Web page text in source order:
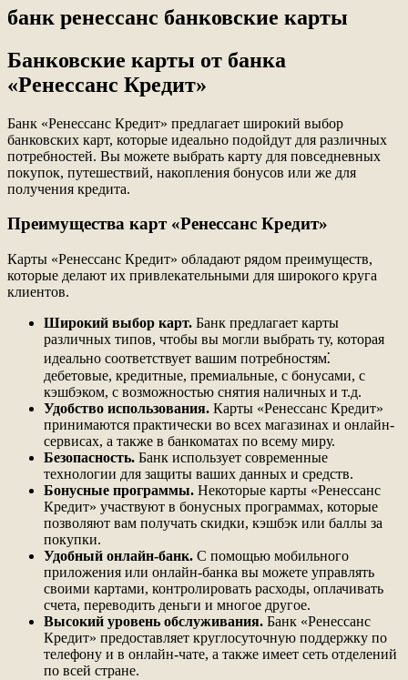
банк ренессанс банковские карты
Банковские карты от банка
«Ренессанс Кредит»
Банк «Ренессанс Кредит» предлагает широкий выбор
банковских карт, которые идеально подойдут для различных
потребностей. Вы можете выбрать карту для повседневных
покупок, путешествий, накопления бонусов или же для
получения кредита.
Преимущества карт «Ренессанс Кредит»
Карты «Ренессанс Кредит» обладают рядом преимуществ,
которые делают их привлекательными для широкого круга
клиентов.
Широкий выбор карт. Банк предлагает карты
различных типов, чтобы вы могли выбрать ту, которая
идеально соответствует вашим потребностям⁚
дебетовые, кредитные, премиальные, с бонусами, с
кэшбэком, с возможностью снятия наличных и т.д.
Удобство использования. Карты «Ренессанс Кредит»
принимаются практически во всех магазинах и онлайн-
сервисах, а также в банкоматах по всему миру.
Безопасность. Банк использует современные
технологии для защиты ваших данных и средств.
Бонусные программы. Некоторые карты «Ренессанс
Кредит» участвуют в бонусных программах, которые
позволяют вам получать скидки, кэшбэк или баллы за
покупки.
Удобный онлайн-банк. С помощью мобильного
приложения или онлайн-банка вы можете управлять
своими картами, контролировать расходы, оплачивать
счета, переводить деньги и многое другое.
Высокий уровень обслуживания. Банк «Ренессанс
Кредит» предоставляет круглосуточную поддержку по
телефону и в онлайн-чате, а также имеет сеть отделений
по всей стране.